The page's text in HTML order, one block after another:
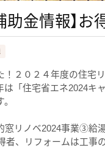
助金情報】お
２０２４年度の住宅
「住宅省エネ2024キ
リノベ2024事業③給
、リフォームは工事